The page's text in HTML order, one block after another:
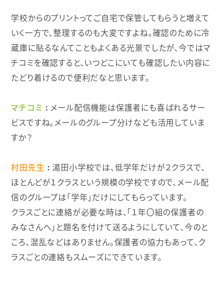
学校からのプリントってご自宅で保管してもらうと増えて
いく一方で、整理するのも大変ですよね。確認のために冷
蔵庫に貼るなんてこともよくある光景でしたが、今ではマ
チコミを確認すると、いつどこにいても確認したい内容に
たどり着けるので便利だなと思います。
マチコミ
メール配信機能は保護者にも喜ばれるサー
ビスですね。メールのグループ分けなども活用していま
すか？
村田先生
湯田小学校では、低学年だけが２クラスで、
ほとんどが１クラスという規模の学校ですので、メール配
信のグループは「学年」だけにしてもらっています。
クラスごとに連絡が必要な時は、「１年〇組の保護者の
みなさんへ」と題名を付けて送るようにしていて、今のと
ころ、混乱などはありません。保護者の協力もあって、ク
ラスごとの連絡もスムーズにできています。